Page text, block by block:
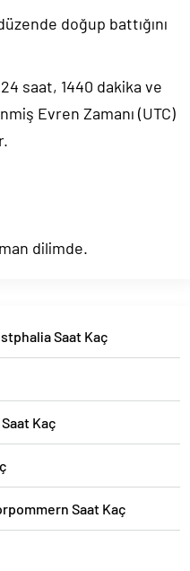
doğup battığını
saat, 1440 dakika ve
Evren Zamanı (UTC)
dilimde.
Saat Kaç
Kaç
Saat Kaç